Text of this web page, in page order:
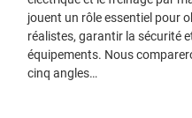
jouent un rôle essentiel pour
réalistes, garantir la sécurité
équipements. Nous
cinq angles…